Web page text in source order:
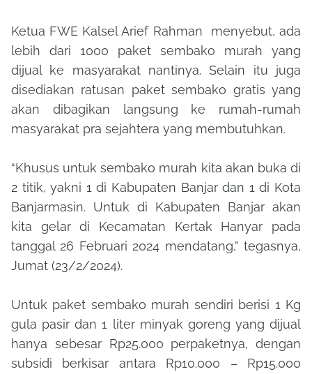
Ketua FWE Kalsel Arief Rahman menyebut, ada
lebih dari 1000 paket sembako murah yang
dijual ke masyarakat nantinya. Selain itu juga
disediakan ratusan paket sembako gratis yang
akan dibagikan langsung ke rumah-rumah
masyarakat pra sejahtera yang membutuhkan.
“Khusus untuk sembako murah kita akan buka di
2 titik, yakni 1 di Kabupaten Banjar dan 1 di Kota
Banjarmasin. Untuk di Kabupaten Banjar akan
kita gelar di Kecamatan Kertak Hanyar pada
tanggal 26 Februari 2024 mendatang,” tegasnya,
Jumat (23/2/2024).
Untuk paket sembako murah sendiri berisi 1 Kg
gula pasir dan 1 liter minyak goreng yang dijual
hanya sebesar Rp25.000 perpaketnya, dengan
subsidi berkisar antara Rp10.000 – Rp15.000